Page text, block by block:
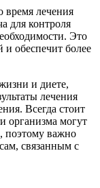
время лечения
для контроля
Это
обеспечит более
и диете,
лечения
Всегда стоит
организма могут
поэтому важно
связанным с